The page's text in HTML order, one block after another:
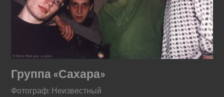
Группа «Сахара»
Фотограф: Неизвестный